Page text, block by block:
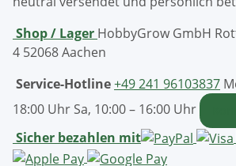
Shop / Lager HobbyGrow GmbH
4 52068 Aachen
Service-Hotline+49 241 96103837
18:00 Uhr Sa, 10:00 – 16:00 Uhr
Sicher bezahlen mit